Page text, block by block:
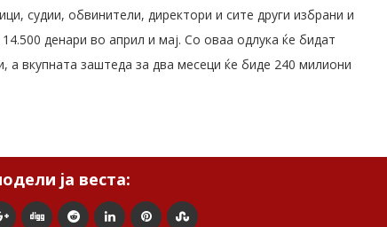
судии, обвинители, директори и сите други избрани и
денари во април и мај. Со оваа одлука ќе бидат
а вкупната заштеда за два месеци ќе биде 240 милиони
ја веста: